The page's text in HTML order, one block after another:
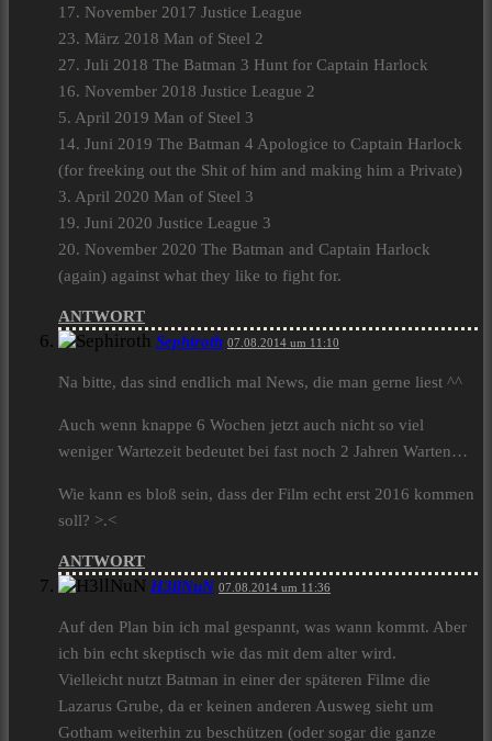
17. November 2017 Justice League
23. März 2018 Man of Steel 2
27. Juli 2018 The Batman 3 Hunt for Captain Harlock
16. November 2018 Justice League 2
5. April 2019 Man of Steel 3
14. Juni 2019 The Batman 4 Apologice to Captain Harlock
(for freeking out the Shit of him and making him a Private)
3. April 2020 Man of Steel 3
19. Juni 2020 Justice League 3
20. November 2020 The Batman and Captain Harlock
(again) against what they like to fight for.
ANTWORT
Sephiroth 07.08.2014 um 11:10
Na bitte, das sind endlich mal News, die man gerne liest ^^
Auch wenn knappe 6 Wochen jetzt auch nicht so viel
weniger Wartezeit bedeutet bei fast noch 2 Jahren Warten…
Wie kann es bloß sein, dass der Film echt erst 2016 kommen
soll? >.<
ANTWORT
H3llNuN 07.08.2014 um 11:36
Auf den Plan bin ich mal gespannt, was wann kommt. Aber
ich bin echt skeptisch wie das mit dem alter wird.
Vielleicht nutzt Batman in einer der späteren Filme die
Lazarus Grube, da er keinen anderen Ausweg sieht um
Gotham weiterhin zu beschützen (oder sogar die ganze